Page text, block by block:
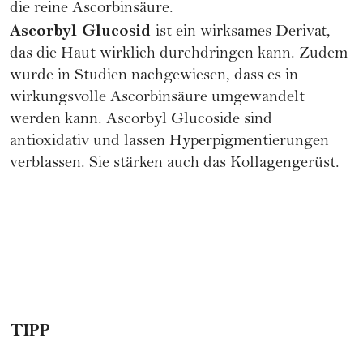
die reine Ascorbinsäure.
Ascorbyl Glucosid ist ein wirksames Derivat,
das die Haut wirklich durchdringen kann. Zudem
wurde in Studien nachgewiesen, dass es in
wirkungsvolle Ascorbinsäure umgewandelt
werden kann. Ascorbyl Glucoside sind
antioxidativ und lassen Hyperpigmentierungen
verblassen. Sie stärken auch das Kollagengerüst.
TIPP